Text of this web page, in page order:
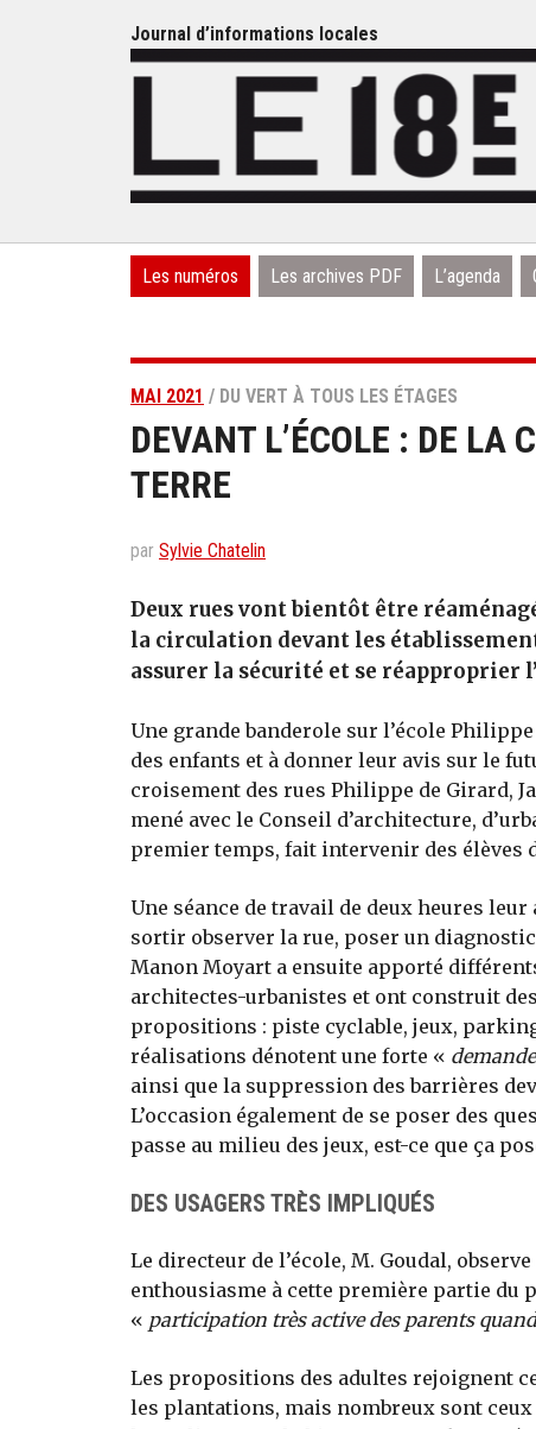
Journal d’informations locales
Les numéros Les archives PDF L’agenda
MAI 2021 / DU VERT À TOUS LES ÉTAGES
DEVANT L’ÉCOLE : DE LA
TERRE
par Sylvie Chatelin
Deux rues vont bientôt être
la circulation devant les
assurer la sécurité et se réapproprier
Une grande banderole sur l’école
des enfants et à donner leur avis sur le
croisement des rues Philippe de Girard,
mené avec le Conseil d’architecture,
premier temps, fait intervenir des élèves
Une séance de travail de deux heures
sortir observer la rue, poser un diagnostic
Manon Moyart a ensuite apporté
architectes-urbanistes et ont construit
propositions : piste cyclable, jeux,
réalisations dénotent une forte «
ainsi que la suppression des barrières
L’occasion également de se poser des
passe au milieu des jeux, est-ce que ça
DES USAGERS TRÈS IMPLIQUÉS
Le directeur de l’école, M. Goudal,
enthousiasme à cette première partie du
« participation très active des parents
Les propositions des adultes rejoignent
les plantations, mais nombreux sont